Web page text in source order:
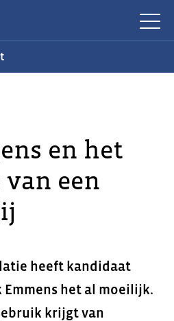
en het
een
heeft kandidaat
het al moeilijk.
krijgt van